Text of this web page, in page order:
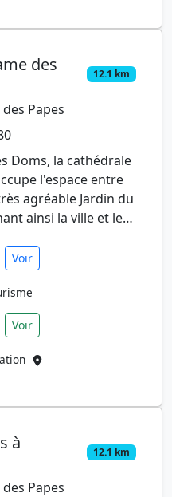
des
12.1 km
Papes
Doms, la cathédrale
l'espace entre
agréable Jardin du
ainsi la ville et le
Voir
Voir
à
12.1 km
Papes